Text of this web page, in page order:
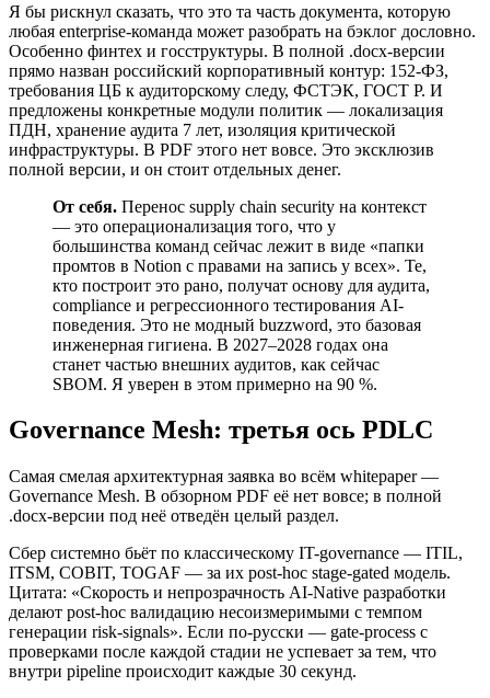
Я бы рискнул сказать, что это та часть документа, которую
любая enterprise-команда может разобрать на бэклог дословно.
Особенно финтех и госструктуры. В полной .docx-версии
прямо назван российский корпоративный контур: 152-ФЗ,
требования ЦБ к аудиторскому следу, ФСТЭК, ГОСТ Р. И
предложены конкретные модули политик — локализация
ПДН, хранение аудита 7 лет, изоляция критической
инфраструктуры. В PDF этого нет вовсе. Это эксклюзив
полной версии, и он стоит отдельных денег.
От себя. Перенос supply chain security на контекст
— это операционализация того, что у
большинства команд сейчас лежит в виде «папки
промтов в Notion с правами на запись у всех». Те,
кто построит это рано, получат основу для аудита,
compliance и регрессионного тестирования AI-
поведения. Это не модный buzzword, это базовая
инженерная гигиена. В 2027–2028 годах она
станет частью внешних аудитов, как сейчас
SBOM. Я уверен в этом примерно на 90 %.
Governance Mesh: третья ось PDLC
Самая смелая архитектурная заявка во всём whitepaper —
Governance Mesh. В обзорном PDF её нет вовсе; в полной
.docx-версии под неё отведён целый раздел.
Сбер системно бьёт по классическому IT-governance — ITIL,
ITSM, COBIT, TOGAF — за их post-hoc stage-gated модель.
Цитата: «Скорость и непрозрачность AI-Native разработки
делают post-hoc валидацию несоизмеримыми с темпом
генерации risk-signals». Если по-русски — gate-process с
проверками после каждой стадии не успевает за тем, что
внутри pipeline происходит каждые 30 секунд.